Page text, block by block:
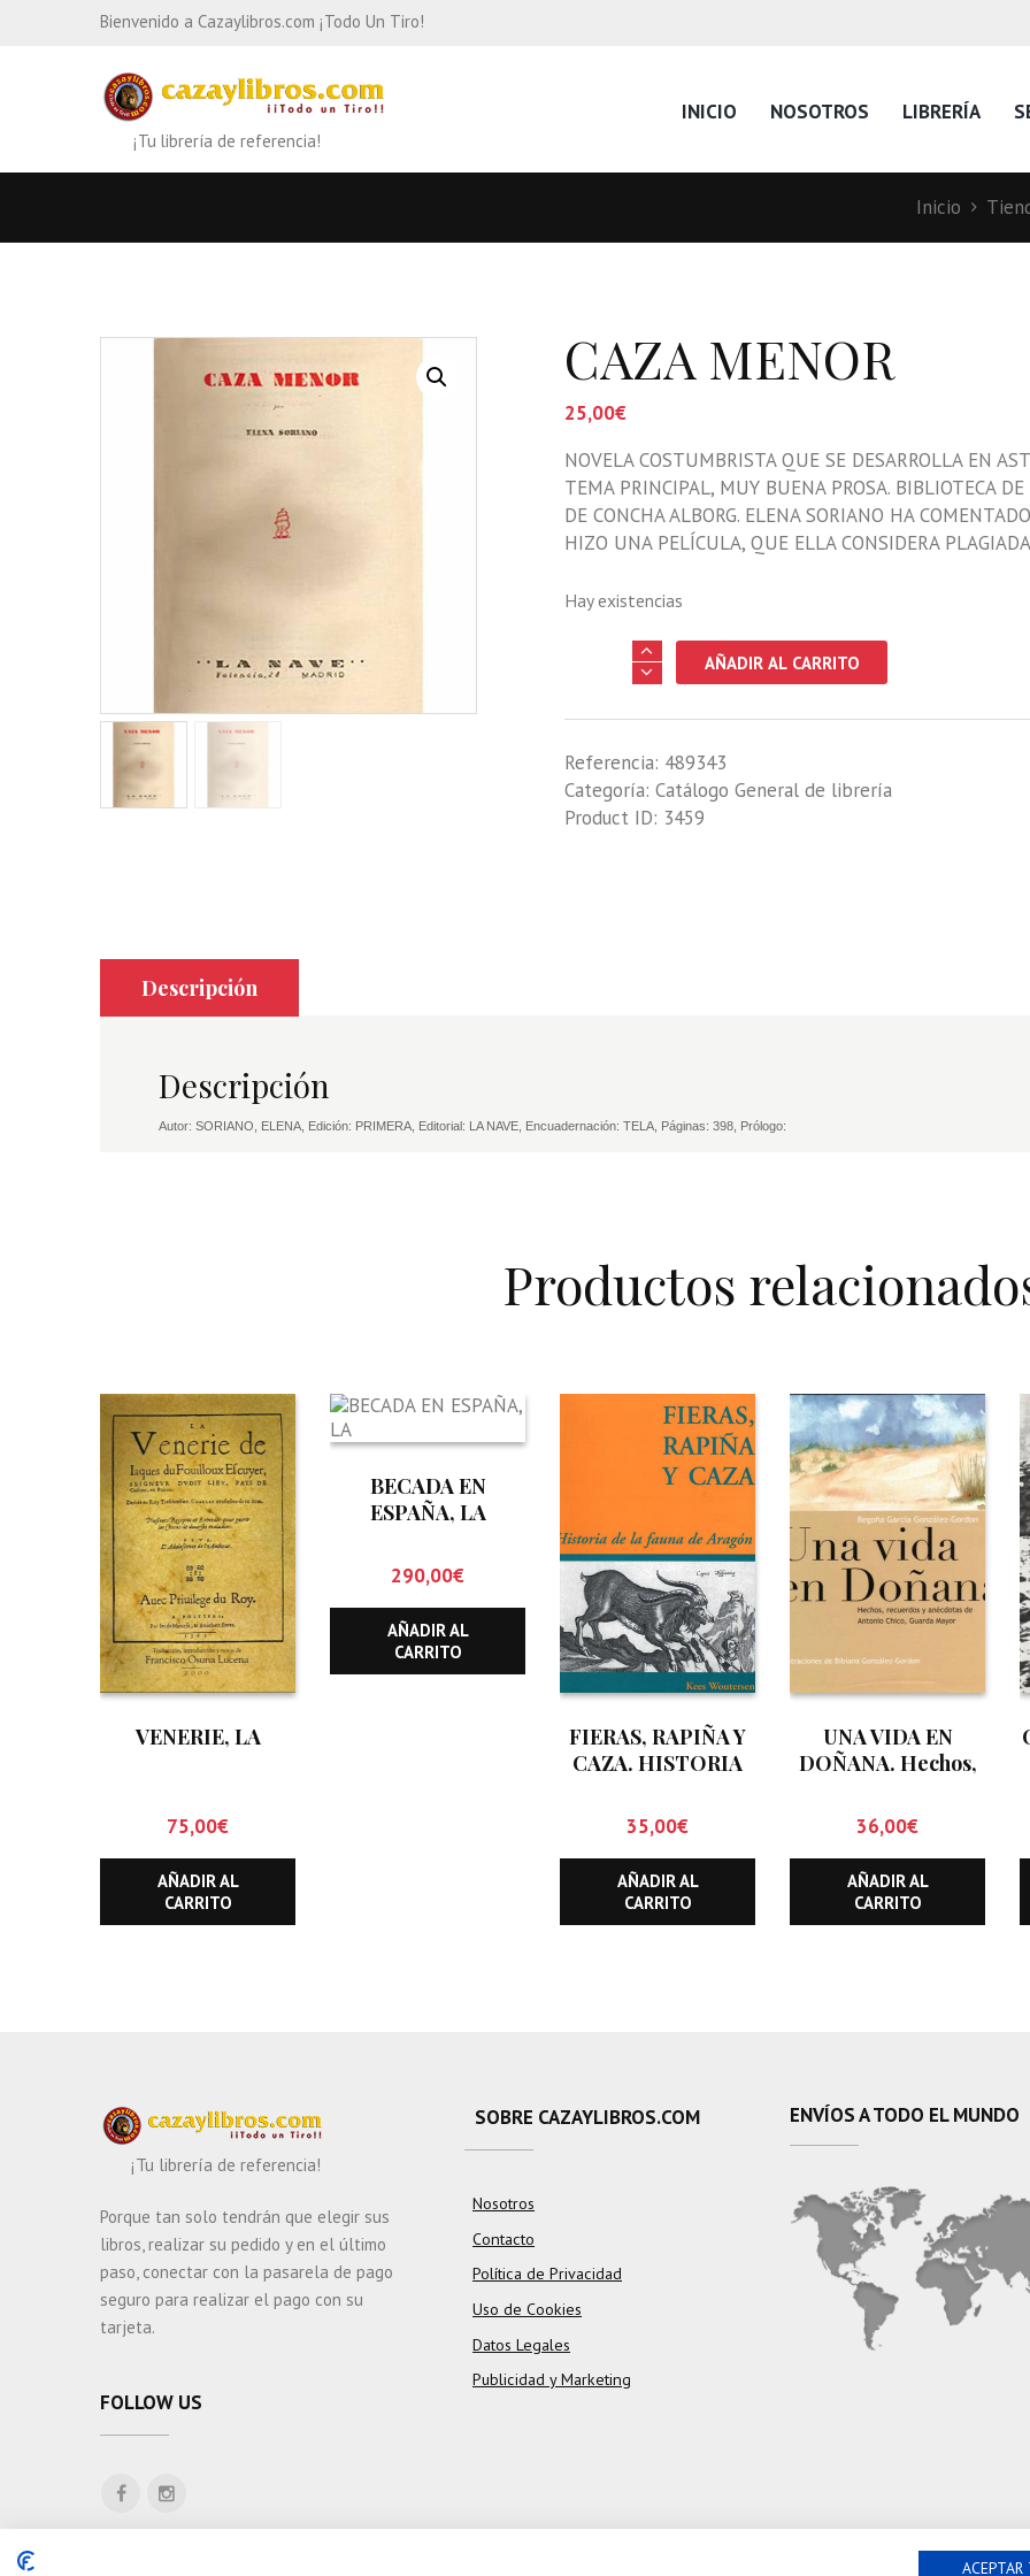
Bienvenido a Cazaylibros.com ¡Todo Un Tiro!
¡Tu librería de referencia!
INICIO NOSOTROS LIBRERÍA
Inicio
CAZA MENOR
25,00€
NOVELA COSTUMBRISTA QUE SE DESARROLLA EN
TEMA PRINCIPAL, MUY BUENA PROSA. BIBLIOTECA
DE CONCHA ALBORG. ELENA SORIANO HA
HIZO UNA PELÍCULA, QUE ELLA CONSIDERA
Hay existencias
AÑADIR AL CARRITO
Referencia: 489343
Categoría: Catálogo General de librería
Product ID: 3459
Descripción
Descripción
Autor: SORIANO, ELENA, Edición: PRIMERA, Editorial: LA NAVE, Encuadernación: TELA, Páginas: 398, Prólogo:
Productos
VENERIE, LA
75,00€
AÑADIR AL
CARRITO
BECADA EN
ESPAÑA, LA
290,00€
AÑADIR AL
CARRITO
FIERAS, RAPIÑA Y
CAZA. HISTORIA
ARAGON
35,00€
AÑADIR AL
CARRITO
UNA VIDA EN
DOÑANA. Hechos,
anécdotas de
Antonio Chico.
Guarda Mayor
36,00€
AÑADIR AL
CARRITO
¡Tu librería de referencia!
Porque tan solo tendrán que elegir sus
libros, realizar su pedido y en el último
paso, conectar con la pasarela de pago
seguro para realizar el pago con su
tarjeta.
FOLLOW US
SOBRE CAZAYLIBROS.COM
Nosotros
Contacto
Política de Privacidad
Uso de Cookies
Datos Legales
Publicidad y Marketing
ENVÍOS A TODO EL MUNDO